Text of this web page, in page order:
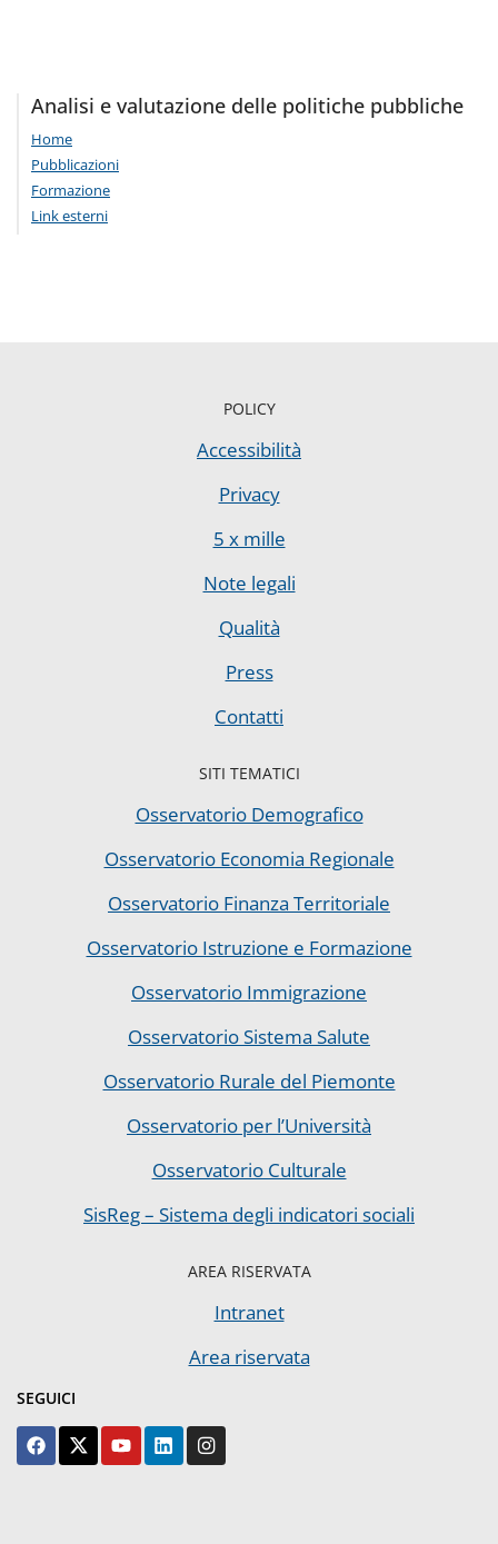
Analisi e valutazione delle politiche pubbliche
Home
Pubblicazioni
Formazione
Link esterni
POLICY
Accessibilità
Privacy
5 x mille
Note legali
Qualità
Press
Contatti
SITI TEMATICI
Osservatorio Demografico
Osservatorio Economia Regionale
Osservatorio Finanza Territoriale
Osservatorio Istruzione e Formazione
Osservatorio Immigrazione
Osservatorio Sistema Salute
Osservatorio Rurale del Piemonte
Osservatorio per l’Università
Osservatorio Culturale
SisReg – Sistema degli indicatori sociali
AREA RISERVATA
Intranet
Area riservata
SEGUICI